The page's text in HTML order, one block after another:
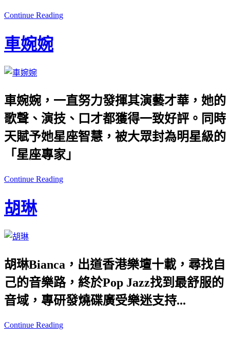
Continue Reading
車婉婉
車婉婉，一直努力發揮其演藝才華，她的
歌聲、演技、口才都獲得一致好評。同時
天賦予她星座智慧，被大眾封為明星級的
「星座專家」
Continue Reading
胡琳
胡琳Bianca，出道香港樂壇十載，尋找自
己的音樂路，終於Pop Jazz找到最舒服的
音域，專研發燒碟廣受樂迷支持...
Continue Reading